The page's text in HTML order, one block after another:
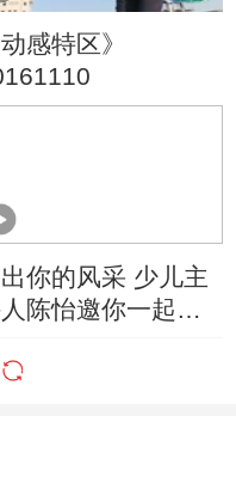
动感特区》
你的风采 少儿主
陈怡邀你一起参